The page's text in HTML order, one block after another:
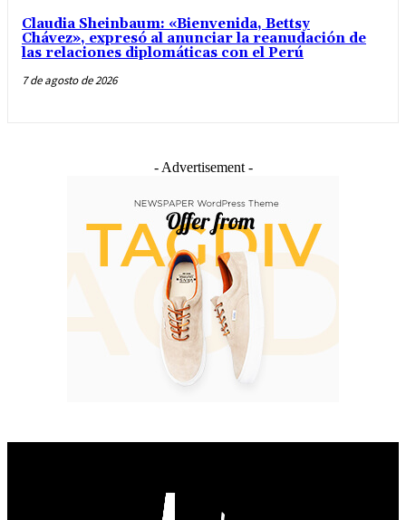
Claudia Sheinbaum: «Bienvenida, Bettsy
Chávez», expresó al anunciar la reanudación de
las relaciones diplomáticas con el Perú
7 de agosto de 2026
- Advertisement -